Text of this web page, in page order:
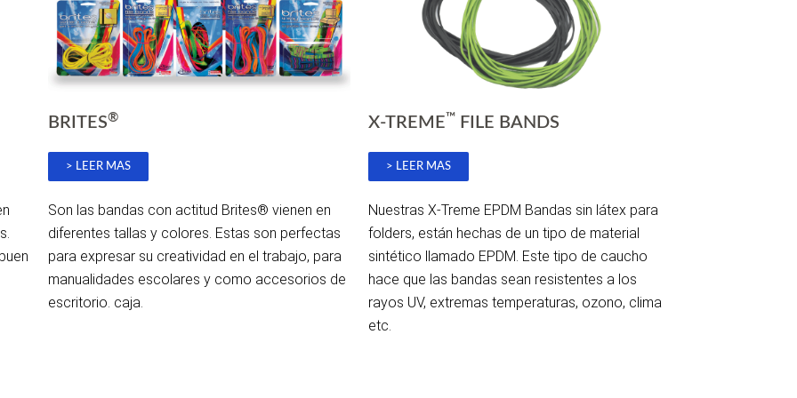
BRITES®
> LEER MAS
Son las bandas con actitud Brites® vienen en
diferentes tallas y colores. Estas son perfectas
para expresar su creatividad en el trabajo, para
manualidades escolares y como accesorios de
escritorio. caja.
X-TREME™ FILE BANDS
> LEER MAS
Nuestras X-Treme EPDM Bandas sin látex para
folders, están hechas de un tipo de material
sintético llamado EPDM. Este tipo de caucho
hace que las bandas sean resistentes a los
rayos UV, extremas temperaturas, ozono, clima
etc.